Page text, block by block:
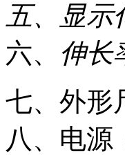
五、显
六、 伸长
七、外形
八、电源